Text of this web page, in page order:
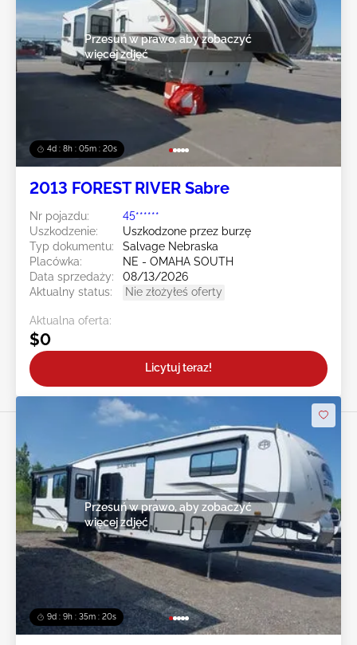
4d : 8h : 05m : 19s
Przesuń w prawo, aby zobaczyć
więcej zdjęć
2013 FOREST RIVER Sabre
Nr pojazdu:
45******
Uszkodzenie:
Uszkodzone przez burzę
Typ dokumentu:
Salvage Nebraska
Placówka:
NE - OMAHA SOUTH
Data sprzedaży:
08/13/2026
Aktualny status:
Nie złożyłeś oferty
Aktualna oferta:
$0
Licytuj teraz!
9d : 9h : 35m : 19s
Przesuń w prawo, aby zobaczyć
więcej zdjęć